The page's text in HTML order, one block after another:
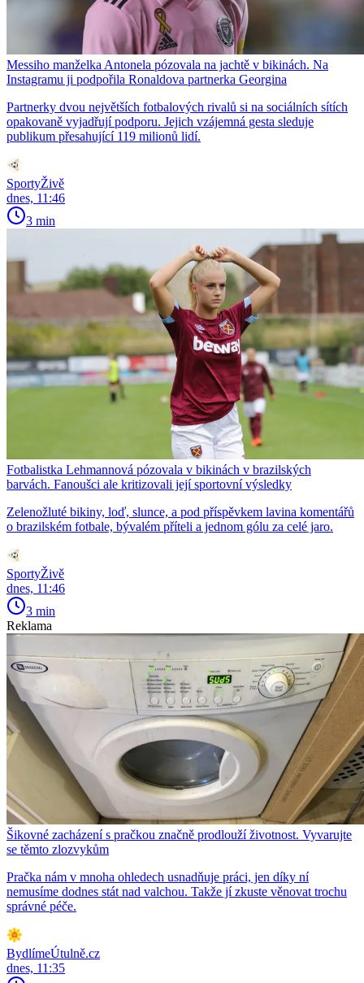
Messiho manželka Antonela pózovala na jachtě v bikinách. Na
Instagramu ji podpořila Ronaldova partnerka Georgina
Partnerky dvou největších fotbalových rivalů si na sociálních sítích
opakovaně vyjadřují podporu. Jejich vzájemná gesta sleduje
publikum přesahující 119 milionů lidí.
SportyŽivě
dnes, 11:46
3 min
Fotbalistka Lehmannová pózovala v bikinách v brazilských
barvách. Fanoušci ale kritizovali její sportovní výsledky
Zelenožluté bikiny, loď, slunce, a pod příspěvkem lavina komentářů
o brazilském fotbale, bývalém příteli a jednom gólu za celé jaro.
SportyŽivě
dnes, 11:46
3 min
Reklama
Šikovné zacházení s pračkou značně prodlouží životnost. Vyvarujte
se těmto zlozvykům
Pračka nám v mnoha ohledech usnadňuje práci, jen díky ní
nemusíme dodnes stát nad valchou. Takže jí zkuste věnovat trochu
správné péče.
BydlímeÚtulně.cz
dnes, 11:35